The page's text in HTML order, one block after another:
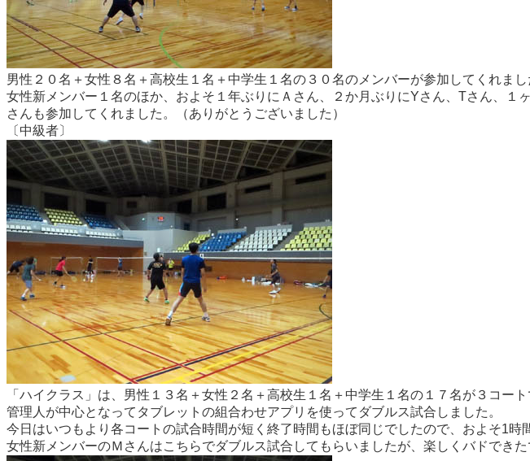
男性２０名＋女性８名＋高校生１名＋中学生１名の３０名のメンバーが参加してくれまし
女性新メンバー１名のほか、およそ１年ぶりにＡさん、２か月ぶりにYさん、Tさん、１
さんも参加してくれました。（ありがとうございました）
〔中級者〕
「ハイクラス」は、男性１３名＋女性２名＋高校生１名＋中学生１名の１７名が３コー
管理人が中心となってタブレットの組合わせアプリを使ってダブルス試合しました。
今日はいつもより各コートの試合時間が短く終了時間もほぼ同じでしたので、およそ1時
女性新メンバーのＭさんはこちらでダブルス試合してもらいましたが、楽しくバドでき